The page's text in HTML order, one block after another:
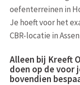
oefenterreinen in
Je hoeft voor het
CBR-locatie in
Alleen bij Kreeft
doen op de voor
bovendien